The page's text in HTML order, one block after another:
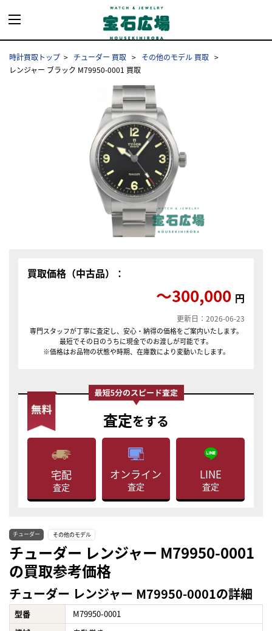
時計買取トップ チューダー 買取
その他のモデル 買取
レンジャー ブラック M79950-0001 買取
買取価格（中古品）：
〜300,000 円
更新日：2026-06-23
専門スタッフが丁寧に査定し、安心・納得の価格をご案内いたします。
最短でその日のうちに現金でのお渡しが可能です。
※価格はお品物の状態や時期、在庫数により変動いたします。
査定をする
宅配
査定
オンライン
査定
LINE
査定
チューダー その他のモデル
チューダー レンジャー M79950-0001
の買取参考価格
チューダー レンジャー M79950-0001の詳細
型番
M79950-0001